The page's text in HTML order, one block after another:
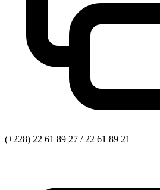
(+228) 22 61 89 27 / 22 61 89 21